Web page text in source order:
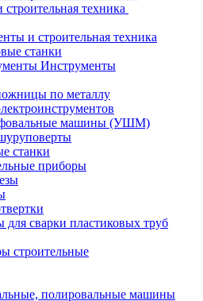
техника
и строительная техника
станки
Инструменты
по металлу
машины (УШМ)
станки
приборы
для сварки пластиковых труб
строительные
полировальные машины